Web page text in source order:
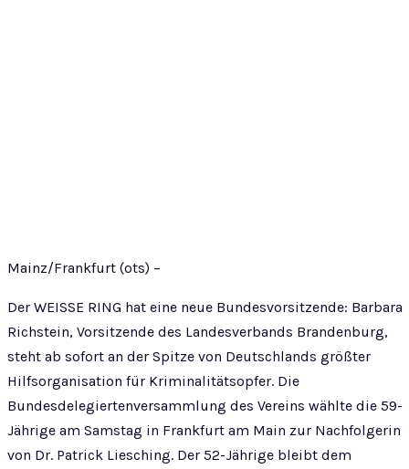
Mainz/Frankfurt (ots) –
Der WEISSE RING hat eine neue Bundesvorsitzende: Barbara
Richstein, Vorsitzende des Landesverbands Brandenburg,
steht ab sofort an der Spitze von Deutschlands größter
Hilfsorganisation für Kriminalitätsopfer. Die
Bundesdelegiertenversammlung des Vereins wählte die 59-
Jährige am Samstag in Frankfurt am Main zur Nachfolgerin
von Dr. Patrick Liesching. Der 52-Jährige bleibt dem